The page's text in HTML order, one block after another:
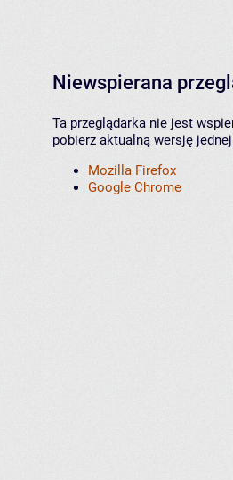
Niewspierana
Ta przeglądarka nie jest
pobierz aktualną wersję
Mozilla Firefox
Google Chrome